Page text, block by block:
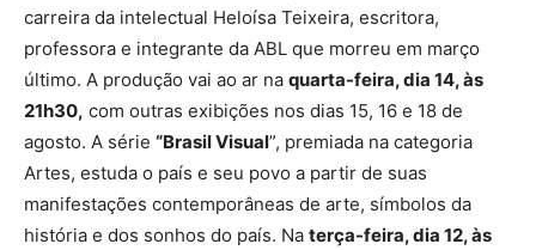
carreira da intelectual Heloísa Teixeira, escritora,
professora e integrante da ABL que morreu em março
último. A produção vai ao ar na quarta-feira, dia 14, às
21h30, com outras exibições nos dias 15, 16 e 18 de
agosto. A série “Brasil Visual”, premiada na categoria
Artes, estuda o país e seu povo a partir de suas
manifestações contemporâneas de arte, símbolos da
história e dos sonhos do país. Na terça-feira, dia 12, às